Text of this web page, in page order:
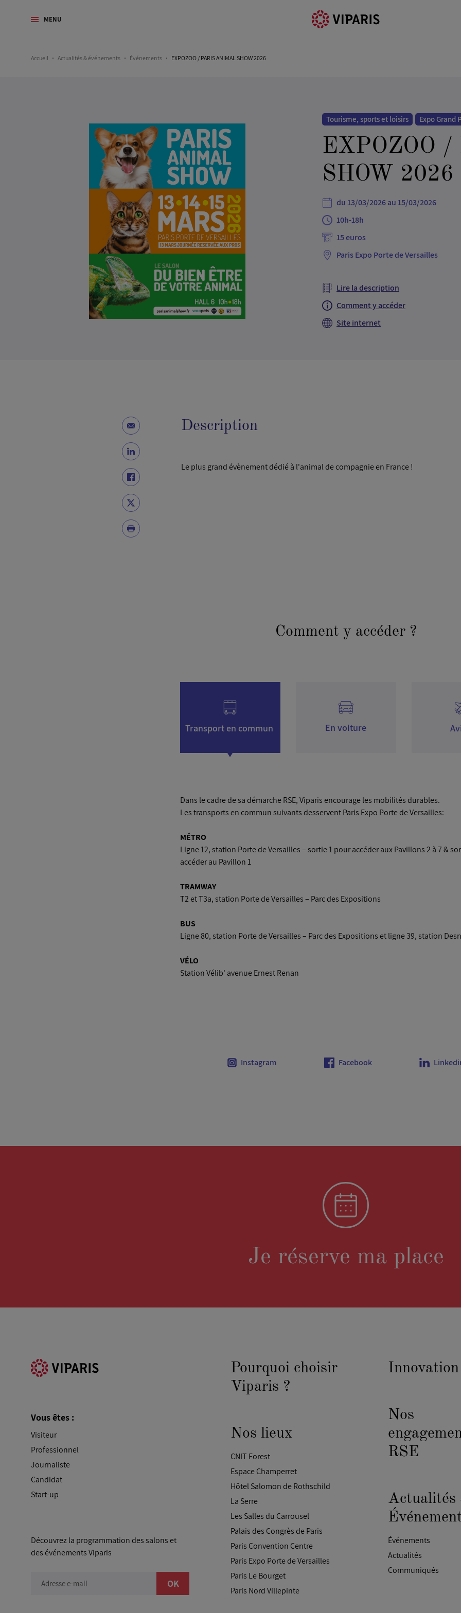
MENU
Accueil Actualités & événements Événements EXPOZOO / PARIS ANIMAL SHOW 2026
Tourisme, sports et loisirs Expo Grand
EXPOZOO
SHOW 2026
du 13/03/2026 au 15/03/2026
10h-18h
Paris Expo Porte de Versailles
Lire la description
Comment y accéder
Site internet
Description
Le plus grand évènement dédié à l'animal de compagnie en France !
Comment y accéder ?
Dans le cadre de sa démarche RSE, Viparis encourage les mobilités durables.
Les transports en commun suivants desservent Paris Expo Porte de Versailles:
MÉTRO
Ligne 12, station Porte de Versailles – sortie 1 pour accéder aux Pavillons 2 à 7 &
accéder au Pavillon 1
TRAMWAY
T2 et T3a, station Porte de Versailles – Parc des Expositions
BUS
Ligne 80, station Porte de Versailles – Parc des Expositions et ligne 39, station
VÉLO
Station Vélib' avenue Ernest Renan
Instagram Facebook
Je réserve ma place
Vous êtes :
Visiteur
Professionnel
Journaliste
Candidat
Start-up
Découvrez la programmation des salons et
des événements Viparis
Adresse e-mail OK
Pourquoi choisir
Viparis ?
Nos lieux
CNIT Forest
Espace Champerret
Hôtel Salomon de Rothschild
La Serre
Les Salles du Carrousel
Palais des Congrès de Paris
Paris Convention Centre
Paris Expo Porte de Versailles
Paris Le Bourget
Paris Nord Villepinte
Innovation
Nos
RSE
Actualités
Événements
Actualités
Communiqués